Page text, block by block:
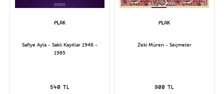
Safiye Ayla - Saklı Kayıtlar 1946 -
1985
540 TL
Zeki Müren - Seçmeler
900 TL